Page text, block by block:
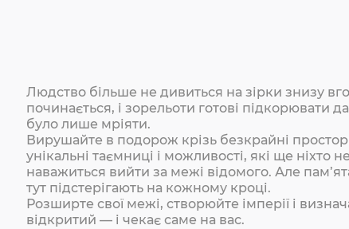
Людство більше не дивиться на зірки знизу
починається, і зорельоти готові підкорювати
було лише мріяти.
Вирушайте в подорож крізь безкрайні
унікальні таємниці і можливості, які ще ніхто
наважиться вийти за межі відомого. Але
тут підстерігають на кожному кроці.
Розширте свої межі, створюйте імперії і
відкритий — і чекає саме на вас.